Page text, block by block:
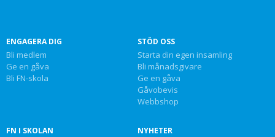
ENGAGERA DIG
Bli medlem
Ge en gåva
Bli FN-skola
STÖD OSS
Starta din egen insamling
Bli månadsgivare
Ge en gåva
Gåvobevis
Webbshop
FN I SKOLAN NYHETER